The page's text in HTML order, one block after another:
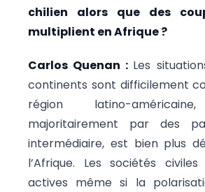
chilien alors que des
multiplient en Afrique ?
Carlos Quenan : Les
continents sont difficilement
région latino-
majoritairement par des
intermédiaire, est bien plus
l’Afrique. Les sociétés
actives même si la